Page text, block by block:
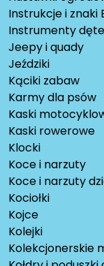
Instrukcje i znaki
Instrumenty dęte
Jeepy i quady
Jeździki
Kąciki zabaw
Karmy dla psów
Kaski
Kaski rowerowe
Klocki
Koce i narzuty
Koce i narzuty
Kociołki
Kojce
Kolejki
Kolekcjonerskie